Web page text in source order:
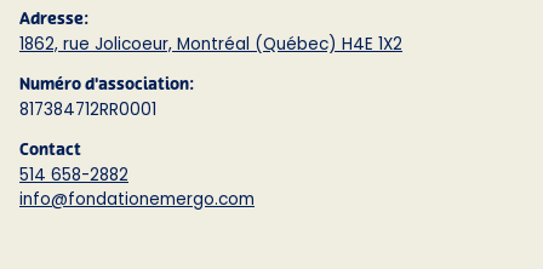
Adresse:
1862, rue Jolicoeur, Montréal (Québec) H4E 1X2
Numéro d'association:
817384712RR0001
Contact
514 658-2882
info@fondationemergo.com